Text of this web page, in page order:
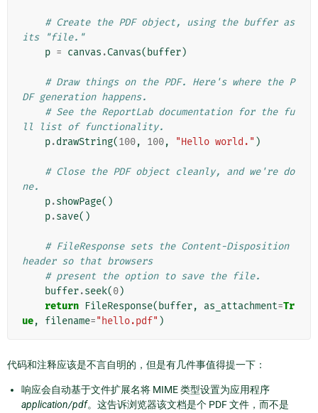
# Create the PDF object, using the buffer as
its "file."
p = canvas .Canvas( buffer)
# Draw things on the PDF. Here's where the P
DF generation happens.
# See the ReportLab documentation for the fu
ll list of functionality.
p.drawString(100, 100, "Hello world." )
# Close the PDF object cleanly, and we're do
ne.
p.showPage()
p.save()
# FileResponse sets the Content-Disposition
header so that browsers
# present the option to save the file.
buffer.seek(0)
return FileResponse( buffer, as_attachment=Tr
ue, filename="hello.pdf" )
代码和注释应该是不言自明的，但是有几件事值得提一下：
响应会自动基于文件扩展名将 MIME 类型设置为应用程序
application/pdf。这告诉浏览器该文档是个 PDF 文件，而不是